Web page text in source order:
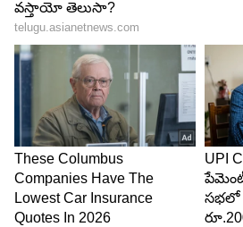
Image Credit :Getty
ఈ పొరపాట్లు కూడా చేయకూడదు..
ఎక్కువ ఫ్యాబ్రిక్ సాఫ్ట్నర్ ని
మృదువుగా ఉంటాయని చాలా మంది
ఇది నిజం కాదు. ఎక్కువ ఫ్యాబ్రిక్
టవల్స్ పాడైపోతాయి. వాటిని చాలా
వాడాలి.
చాలా హోటళ్లు బట్టలు